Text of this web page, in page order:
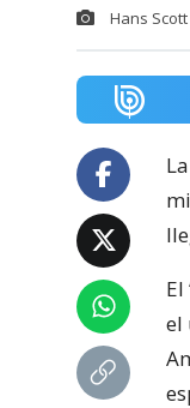
Hans
el